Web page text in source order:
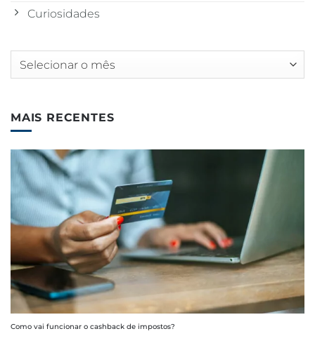
Curiosidades
Arquivos
MAIS RECENTES
Como vai funcionar o cashback de impostos?